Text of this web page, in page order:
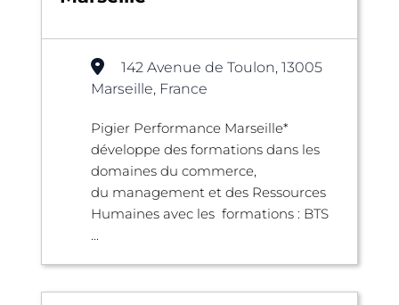
142 Avenue de Toulon, 13005
Marseille, France
Pigier Performance Marseille*
développe des formations dans les
domaines du commerce,
du management et des Ressources
Humaines avec les formations : BTS
...